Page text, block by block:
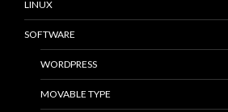
LINUX
SOFTWARE
WORDPRESS
MOVABLE TYPE